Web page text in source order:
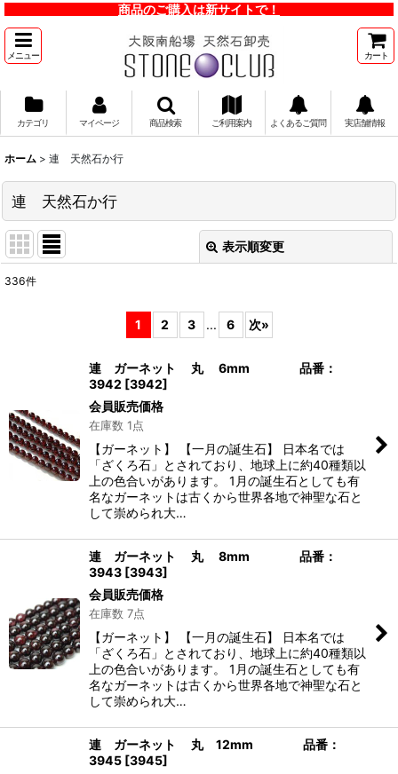
商品のご購入は新サイトで！
メニュー カート
カテゴリ マイページ 商品検索 ご利用案内 よくあるご質問 実店舗情報
ホーム > 連 天然石か行
連 天然石か行
表示順変更
絞り込む
336件
1 2 3 ... 6 次»
連 ガーネット 丸 6mm 品番：
3942 [3942]
会員販売価格
在庫数 1点
【ガーネット】 【一月の誕生石】 日本名では
「ざくろ石」とされており、地球上に約40種類以
上の色合いがあります。 1月の誕生石としても有
名なガーネットは古くから世界各地で神聖な石と
して崇められ大…
連 ガーネット 丸 8mm 品番：
3943 [3943]
会員販売価格
在庫数 7点
【ガーネット】 【一月の誕生石】 日本名では
「ざくろ石」とされており、地球上に約40種類以
上の色合いがあります。 1月の誕生石としても有
名なガーネットは古くから世界各地で神聖な石と
して崇められ大…
連 ガーネット 丸 12mm 品番：
3945 [3945]